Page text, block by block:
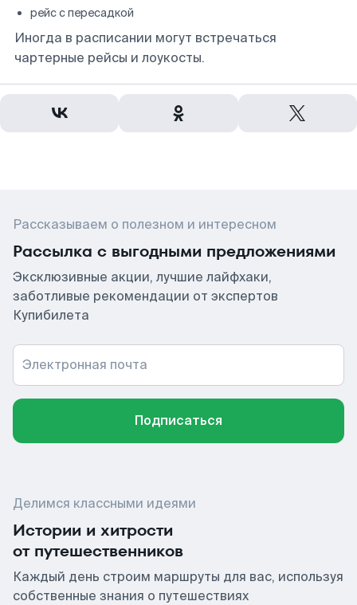
рейс с пересадкой
Иногда в расписании могут встречаться
чартерные рейсы и лоукосты.
Рассказываем о полезном и интересном
Рассылка с выгодными предложениями
Эксклюзивные акции, лучшие лайфхаки,
заботливые рекомендации от экспертов
Купибилета
Электронная почта
Подписаться
Делимся классными идеями
Истории и хитрости
от путешественников
Каждый день строим маршруты для вас, используя
собственные знания о путешествиях